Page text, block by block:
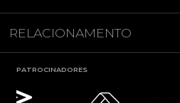
RELACIONAMENTO
PATROCINADORES